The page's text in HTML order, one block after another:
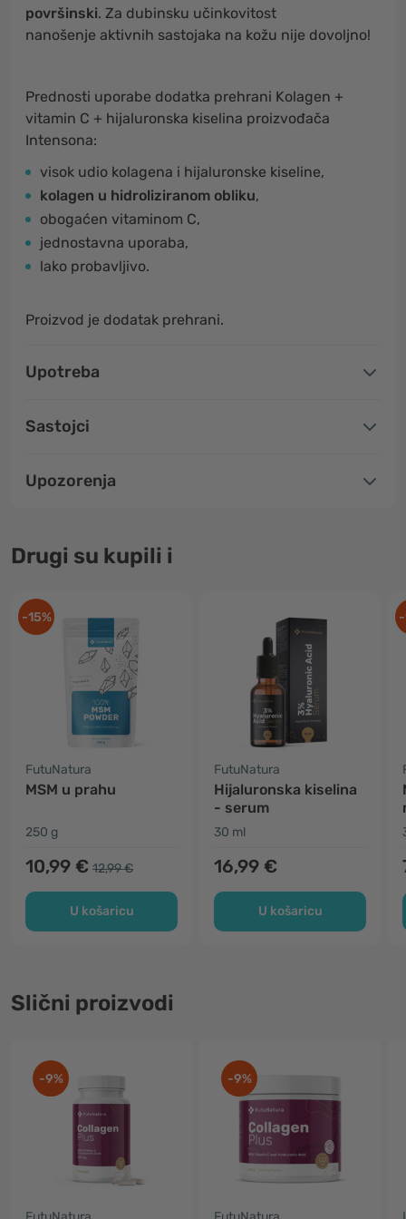
površinski. Za dubinsku učinkovitost
nanošenje aktivnih sastojaka na kožu nije dovoljno!
Prednosti uporabe dodatka prehrani Kolagen +
vitamin C + hijaluronska kiselina proizvođača
Intensona:
visok udio kolagena i hijaluronske kiseline,
kolagen u hidroliziranom obliku,
obogaćen vitaminom C,
jednostavna uporaba,
lako probavljivo.
Proizvod je dodatak prehrani.
Upotreba
Sastojci
Upozorenja
Drugi su kupili i
-15%
FutuNatura
MSM u prahu
250 g
10,99 € 12,99 €
U košaricu
FutuNatura
Hijaluronska kiselina
- serum
30 ml
16,99 €
U košaricu
Slični proizvodi
-9% -9%